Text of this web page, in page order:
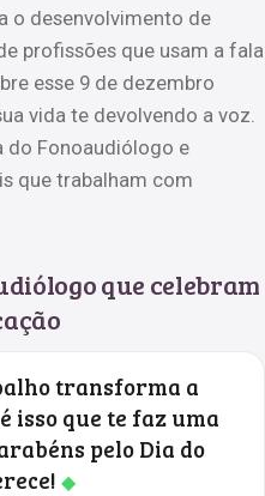
o desenvolvimento de
profissões que usam a fala
esse 9 de dezembro
vida te devolvendo a voz.
do Fonoaudiólogo e
que trabalham com
que celebram
transforma a
isso que te faz uma
pelo Dia do
◆